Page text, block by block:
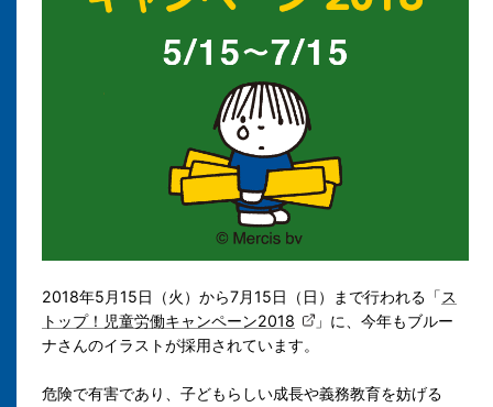
2018年5月15日（火）から7月15日（日）まで行われる「ス
トップ！児童労働キャンペーン2018
」に、今年もブルー
ナさんのイラストが採用されています。
危険で有害であり、子どもらしい成長や義務教育を妨げる